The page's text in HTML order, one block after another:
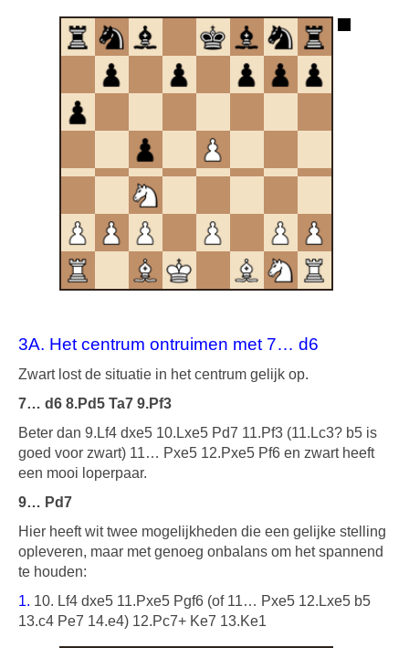
3A. Het centrum ontruimen met 7… d6
Zwart lost de situatie in het centrum gelijk op.
7… d6 8.Pd5 Ta7 9.Pf3
Beter dan 9.Lf4 dxe5 10.Lxe5 Pd7 11.Pf3 (11.Lc3? b5 is
goed voor zwart) 11… Pxe5 12.Pxe5 Pf6 en zwart heeft
een mooi loperpaar.
9… Pd7
Hier heeft wit twee mogelijkheden die een gelijke stelling
opleveren, maar met genoeg onbalans om het spannend
te houden:
1. 10. Lf4 dxe5 11.Pxe5 Pgf6 (of 11… Pxe5 12.Lxe5 b5
13.c4 Pe7 14.e4) 12.Pc7+ Ke7 13.Ke1